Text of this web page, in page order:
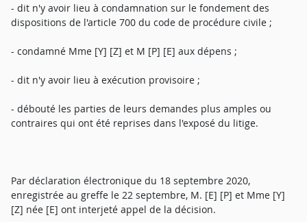
- dit n'y avoir lieu à condamnation sur le fondement des
dispositions de l'article 700 du code de procédure civile ;
- condamné Mme [Y] [Z] et M [P] [E] aux dépens ;
- dit n'y avoir lieu à exécution provisoire ;
- débouté les parties de leurs demandes plus amples ou
contraires qui ont été reprises dans l'exposé du litige.
Par déclaration électronique du 18 septembre 2020,
enregistrée au greffe le 22 septembre, M. [E] [P] et Mme [Y]
[Z] née [E] ont interjeté appel de la décision.